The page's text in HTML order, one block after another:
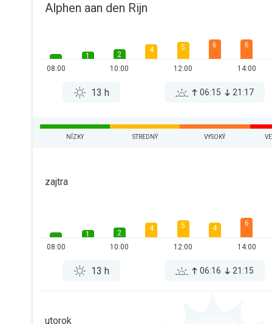
Alphen aan den Rijn
08:00
1
2
10:00
4 5
12:00
6 6
14:00
13 h 06:15 21:17
NÍZKY STREDNÝ VYSOKÝ
zajtra
08:00
1
2
10:00
4 5
12:00
4
6
14:00
13 h 06:16 21:15
utorok